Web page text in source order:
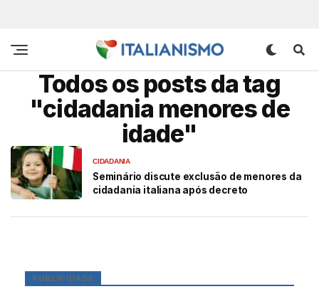
Todos os posts da tag
"cidadania menores de
idade"
CIDADANIA
Seminário discute exclusão de menores da
cidadania italiana após decreto
PUBLICIDADE